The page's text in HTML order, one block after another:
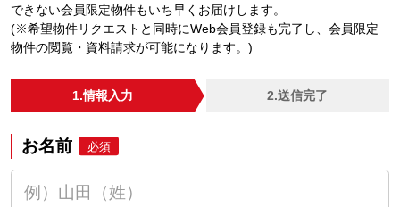
できない会員限定物件もいち早くお届けします。
(※希望物件リクエストと同時にWeb会員登録も完了し、会員限定
物件の閲覧・資料請求が可能になります。)
1.情報入力 2.送信完了
お名前 必須